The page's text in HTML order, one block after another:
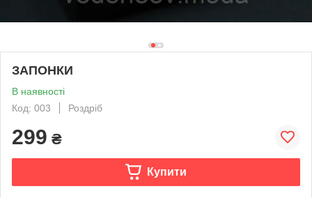
ЗАПОНКИ
В наявності
Код: 003
Роздріб
299 ₴
Купити